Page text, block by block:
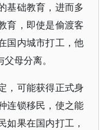
基础教育，进而多
育，即使是偷渡客
国内城市打工，他
母分离。
，可能获得正式身
连锁移民，使之能
如果在国内打工，